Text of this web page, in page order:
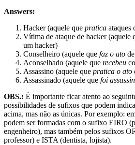
Answers:
Hacker (aquele que pratica ataques
Vítima de ataque de hacker (aquele
um hacker)
Conselheiro (aquele que faz o ato
Aconselhado (aquele que recebeu
Assassino (aquele que pratica o ato
Assassinado (aquele que foi
OBS.: É importante ficar atento ao
possibilidades de sufixos que podem
acima, mas não as únicas. Por exemplo:
podem ser formadas com o sufixo EIRO
engenheiro), mas também pelos sufixos
professor) e ISTA (dentista, lojista).